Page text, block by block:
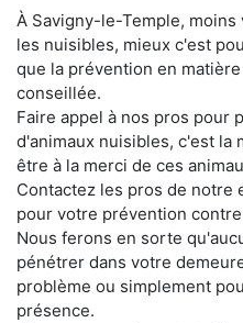
À Savigny-le-Temple,
les nuisibles, mieux c'est
que la prévention en
conseillée.
Faire appel à nos pros pour
d'animaux nuisibles, c'est la
être à la merci de ces
Contactez les pros de notre
pour votre prévention
Nous ferons en sorte
pénétrer dans votre
problème ou simplement
présence.